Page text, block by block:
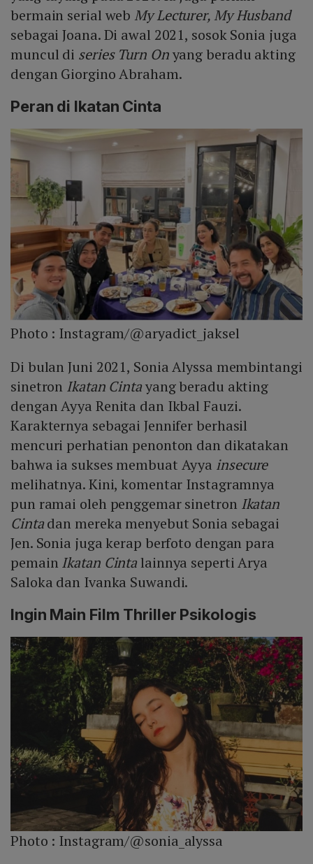
bermain serial web My Lecturer, My Husband
sebagai Joana. Di awal 2021, sosok Sonia juga
muncul di series Turn Onyang beradu akting
dengan Giorgino Abraham.
Peran di Ikatan Cinta
Photo : Instagram/@aryadict_jaksel
Di bulan Juni 2021, Sonia Alyssa membintangi
sinetron Ikatan Cintayang beradu akting
dengan Ayya Renita dan Ikbal Fauzi.
Karakternya sebagai Jennifer berhasil
mencuri perhatian penonton dan dikatakan
bahwa ia sukses membuat Ayya insecure
melihatnya. Kini, komentar Instagramnya
pun ramai oleh penggemar sinetron Ikatan
Cintadan mereka menyebut Sonia sebagai
Jen. Sonia juga kerap berfoto dengan para
pemain Ikatan Cinta lainnya seperti Arya
Saloka dan Ivanka Suwandi.
Ingin Main Film Thriller Psikologis
Photo : Instagram/@sonia_alyssa